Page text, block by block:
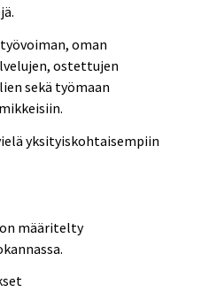
oman
ostettujen
sekä työmaan
yksityiskohtaisempiin
määritelty